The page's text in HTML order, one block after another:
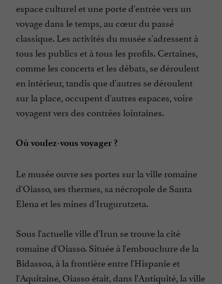
espace culturel et une porte d'entrée vers un
voyage dans le temps, au cœur du passé
classique. Les activités du musée s'adressent à
tous les publics et à tous les profils. Certaines,
comme les concerts et les débats, se déroulent
en intérieur, tandis que d'autres se déroulent
sur la place, occupent d'autres espaces, voire
voyagent vers des contrées lointaines.
Où voulez-vous voyager ?
Le musée ouvre ses portes sur la ville romaine
d'Oiasso, ses thermes, sa nécropole de Santa
Elena et les mines d'Irugurutzeta.
Sous l'actuelle ville d'Irun se trouve la cité
romaine d'Oiasso. Située à l'embouchure de la
Bidassoa, à la frontière entre l'Hispanie et
l'Aquitaine, Oiasso était, dans l'Antiquité, la ville